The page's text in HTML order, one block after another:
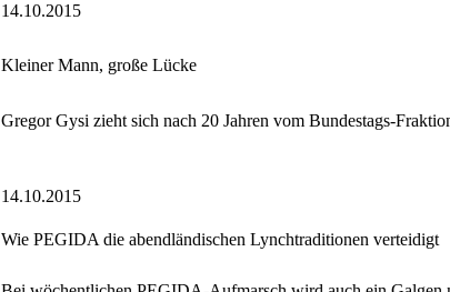
14.10.2015
Kleiner Mann, große Lücke
Gregor Gysi zieht sich nach 20 Jahren vom Bundestags-
14.10.2015
Wie PEGIDA die abendländischen Lynchtraditionen verteidigt